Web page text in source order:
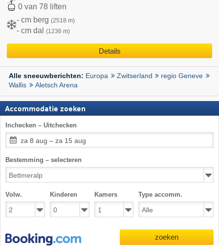
0 van 78 liften
- cm berg (2518 m)
- cm dal (1236 m)
Details
Alle sneeuwberichten: Europa Zwitserland
regio Geneve
Wallis
Aletsch Arena
Accommodatie zoeken
Inchecken – Uitchecken
za 8 aug – za 15 aug
Bestemming – selecteren
Volw. Kinderen Kamers Type accomm.
zoeken